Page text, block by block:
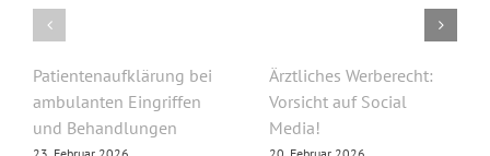
Patientenaufklärung bei
ambulanten Eingriffen
und Behandlungen
Ärztliches Werberecht:
Vorsicht auf Social
Media!